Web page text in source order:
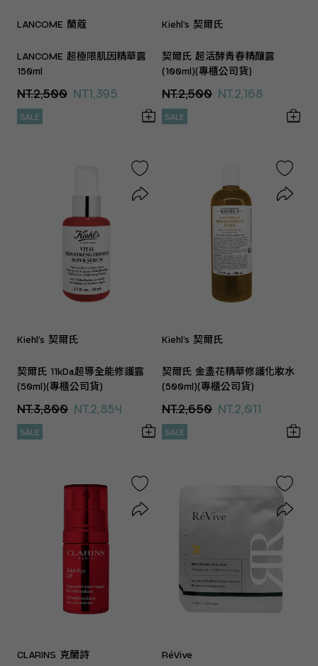
LANCOME 蘭蔻
LANCOME 超極限肌因精華露
150ml
NT.2,500 NT.1,395
SALE
Kiehl’s 契爾氏
契爾氏 超活酵青春精釀露
(100ml)(專櫃公司貨)
NT.2,500 NT.2,168
SALE
Kiehl’s 契爾氏
契爾氏 11kDa超導全能修護露
(50ml)(專櫃公司貨)
NT.3,800 NT.2,854
SALE
Kiehl’s 契爾氏
契爾氏 金盞花精華修護化妝水
(500ml)(專櫃公司貨)
NT.2,650 NT.2,011
SALE
CLARINS 克蘭詩 RéVive